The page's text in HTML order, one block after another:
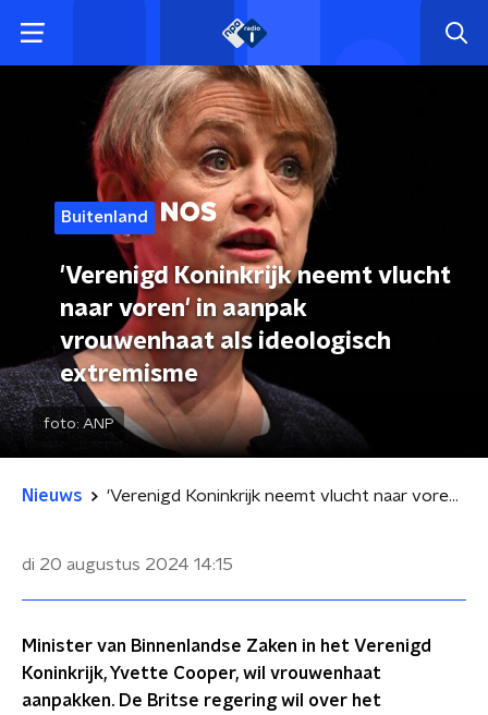
Buitenland
'Verenigd Koninkrijk neemt vlucht
naar voren' in aanpak
vrouwenhaat als ideologisch
extremisme
foto: ANP
Nieuws 'Verenigd Koninkrijk neemt vlucht naar voren' in aanpak vrouwenhaat als ideologisch extremisme
di 20 augustus 2024 14:15
Minister van Binnenlandse Zaken in het Verenigd
Koninkrijk, Yvette Cooper, wil vrouwenhaat
aanpakken. De Britse regering wil over het